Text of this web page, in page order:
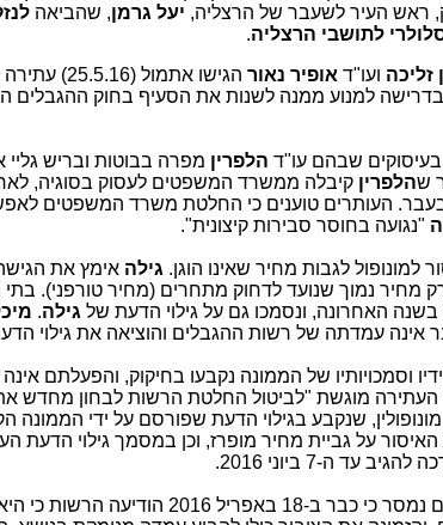
ראש העיר לשעבר של הרצליה, יעל גרמן, שהביאה
לתושבי הרצליה.
זליכה ועו"ד אופיר נאור
הגישו
למנוע ממנה לשנות את הסעיף בחוק ההגבלים
שבהם עו"ד הלפרין מפרה בבוטות ובריש
שהלפרין קיבלה ממשרד המשפטים לעסוק בסוגיה,
העותרים טוענים כי החלטת משרד המשפטים
"נגועה בחוסר סבירות קיצונית".
למונופול לגבות מחיר שאינו הוגן. גילה אימץ את
מחיר נמוך שנועד לדחוק מתחרים (מחיר טורפני).
בשנה האחרונה, ונסמכו גם על גילוי הדעת של גילה.
אינה עמדתה של רשות ההגבלים והוציאה את גילוי
וסמכויותיו של הממונה נקבעו בחיקוק, והפעלתם
מוגשת "לביטול החלטת הרשות לבחון מחדש את
מונופולין, שנקבע בגילוי הדעת שפורסם על ידי
על גביית מחיר מופרז, וכן במסמך גילוי
עד ה-7 ביוני 2016.
מרשות ההגבלים העסקיים נמסר כי כבר